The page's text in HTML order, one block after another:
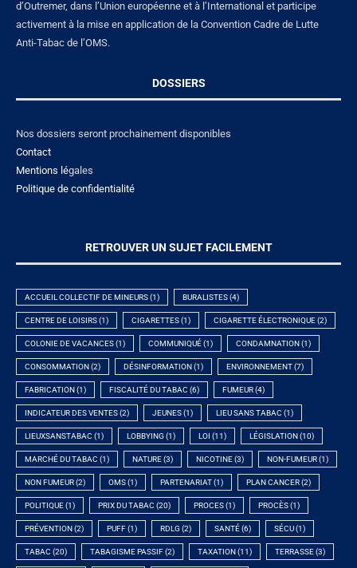
d’Outremer, dans l’Union européenne et à l’International et participe
activement à la mise en application de la Convention Cadre de Lutte
Anti-Tabac de l’OMS.
DOSSIERS
Nos dossiers seront prochainement disponibles
Contact
Mentions légales
Politique de confidentialité
RETROUVER UN SUJET FACILEMENT
ACCUEIL COLLECTIF DE MINEURS(1) BURALISTES(4)
CENTRE DE LOISIRS(1) CIGARETTES(1) CIGARETTE ÉLECTRONIQUE(2)
COLONIE DE VACANCES(1) COMMUNIQUÉ(1) CONDAMNATION (1)
CONSOMMATION (2) DÉSINFORMATION (1) ENVIRONNEMENT(7)
FABRICATION (1) FISCALITÉ DU TABAC (6) FUMEUR(4)
INDICATEUR DES VENTES(2) JEUNES(1) LIEU SANS TABAC (1)
LIEUXSANSTABAC (1) LOBBYING (1) LOI (11) LÉGISLATION (10)
MARCHÉ DU TABAC (1) NATURE(3) NICOTINE(3) NON-FUMEUR(1)
NON FUMEUR(2) OMS(1) PARTENARIAT(1) PLAN CANCER(2)
POLITIQUE(1) PRIX DU TABAC (20) PROCES(1) PROCÈS(1)
PRÉVENTION (2) PUFF(1) RDLG (2) SANTÉ(6) SÉCU(1)
TABAC (20) TABAGISME PASSIF(2) TAXATION (11) TERRASSE(3)